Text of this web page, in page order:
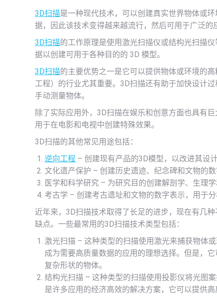
3D扫描是一种现代技术，可以创建真实世界物体或
据，因此该技术变得越来越流行，然后可用于广泛
3D扫描的工作原理是使用激光扫描仪或结构光扫描
据以创建可用于各种目的的 3D 模型。
3D扫描的主要优势之一是它可以提供物体或环境的
工程）的行业尤其重要。3D扫描还有助于加快设计
手动测量物体。
除了实际应用外，3D扫描在娱乐和创意方面也具有
用于在电影和电视中创建特殊效果。
3D扫描的其他常见用途包括：
逆向工程 – 创建现有产品的3D模型，以改进其设
文化遗产保护 – 创建历史遗迹、纪念碑和文物的
医学和科学研究 – 为研究目的创建解剖学、生理
考古学 – 创建考古遗址和文物的数字表示，用于
近年来，3D扫描技术取得了长足的进步，现在有几
缺点。一些最常用的3D扫描技术类型包括：
激光扫描 – 这种类型的扫描使用激光来捕获物体
成为需要高质量数据的应用的理想选择。但是，
复杂形状的物体。
结构光扫描 – 这种类型的扫描使用投影仪将光图
是许多应用的经济高效的解决方案，它可以提供